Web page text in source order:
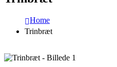
Home
Trinbræt